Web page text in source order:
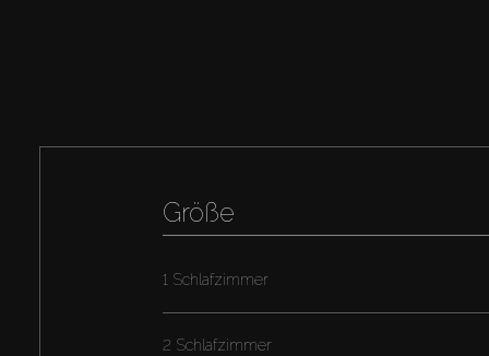
Größe
1 Schlafzimmer
2 Schlafzimmer